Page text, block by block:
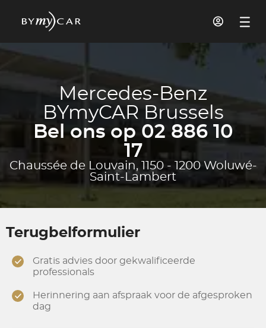
Mercedes-Benz
BYmyCAR Brussels
Bel ons op 02 886 10
17
Chaussée de Louvain, 1150 - 1200 Woluwé-
Saint-Lambert
Terugbelformulier
Gratis advies door gekwalificeerde
professionals
Herinnering aan afspraak voor de afgesproken
dag